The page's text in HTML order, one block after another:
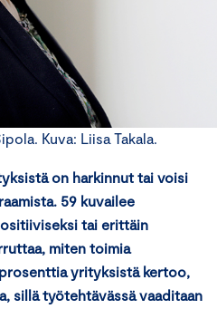
Kuva: Liisa Takala.
on harkinnut tai voisi
59 kuvailee
tai erittäin
miten toimia
yrityksistä kertoo,
sillä työtehtävässä vaaditaan